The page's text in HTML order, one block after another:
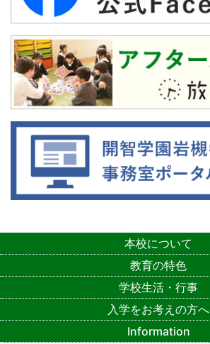
本校について
教育の特色
学校生活・行事
入学をお考えの方へ
Information